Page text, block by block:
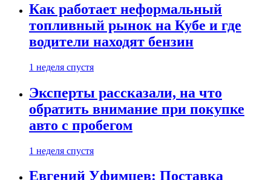
Как работает неформальный
топливный рынок на Кубе и где
водители находят бензин
1 неделя спустя
Эксперты рассказали, на что
обратить внимание при покупке
авто с пробегом
1 неделя спустя
Евгений Уфимцев: Поставка